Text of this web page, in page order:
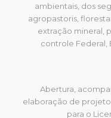
ambientais, dos
agropastoris,
extração mineral,
controle Federal,
Abertura,
elaboração de
para o